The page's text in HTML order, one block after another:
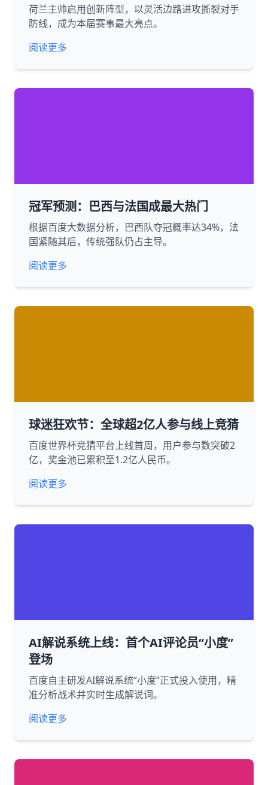
荷兰主帅启用创新阵型，以灵活边路进攻撕裂对手
防线，成为本届赛事最大亮点。
阅读更多
冠军预测：巴西与法国成最大热门
根据百度大数据分析，巴西队夺冠概率达34%，法
国紧随其后，传统强队仍占主导。
阅读更多
球迷狂欢节：全球超2亿人参与线上竞猜
百度世界杯竞猜平台上线首周，用户参与数突破2
亿，奖金池已累积至1.2亿人民币。
阅读更多
AI解说系统上线：首个AI评论员“小度”
登场
百度自主研发AI解说系统“小度”正式投入使用，精
准分析战术并实时生成解说词。
阅读更多